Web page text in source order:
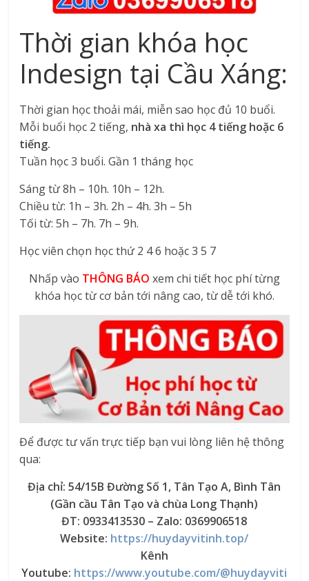
Thời gian khóa học
Indesign tại Cầu Xáng:
Thời gian học thoải mái, miễn sao học đủ 10 buổi.
Mỗi buổi học 2 tiếng, nhà xa thì học 4 tiếng hoặc 6
tiếng.
Tuần học 3 buổi. Gần 1 tháng học
Sáng từ 8h – 10h. 10h – 12h.
Chiều từ: 1h – 3h. 2h – 4h. 3h – 5h
Tối từ: 5h – 7h. 7h – 9h.
Học viên chọn học thứ 2 4 6 hoặc 3 5 7
Nhấp vào THÔNG BÁO xem chi tiết học phí từng
khóa học từ cơ bản tới nâng cao, từ dễ tới khó.
Để được tư vấn trực tiếp bạn vui lòng liên hệ thông
qua:
Địa chỉ: 54/15B Đường Số 1, Tân Tạo A, Bình Tân
(Gần cầu Tân Tạo và chùa Long Thạnh)
ĐT: 0933413530 – Zalo: 0369906518
Website: https://huydayvitinh.top/
Kênh
Youtube: https://www.youtube.com/@huydayviti